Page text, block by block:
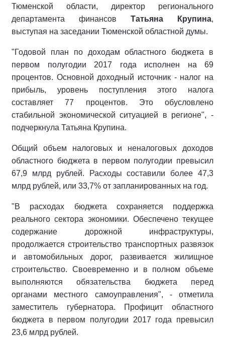
Тюменской области, директор регионального
департамента финансов Татьяна Крупина,
выступая на заседании Тюменской областной думы.
"Годовой план по доходам областного бюджета в
первом полугодии 2017 года исполнен на 69
процентов. Основной доходный источник - налог на
прибыль, уровень поступления этого налога
составляет 77 процентов. Это обусловлено
стабильной экономической ситуацией в регионе", -
подчеркнула Татьяна Крупина.
Общий объем налоговых и неналоговых доходов
областного бюджета в первом полугодии превысил
67,9 млрд рублей. Расходы составили более 47,3
млрд рублей, или 33,7% от запланированных на год.
"В расходах бюджета сохраняется поддержка
реального сектора экономики. Обеспечено текущее
содержание дорожной инфраструктуры,
продолжается строительство транспортных развязок
и автомобильных дорог, развивается жилищное
строительство. Своевременно и в полном объеме
выполняются обязательства бюджета перед
органами местного самоуправления", - отметила
заместитель губернатора. Профицит областного
бюджета в первом полугодии 2017 года превысил
23,6 млрд рублей.